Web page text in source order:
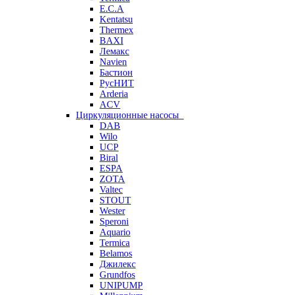
E.C.A
Kentatsu
Thermex
BAXI
Лемакс
Navien
Бастион
РусНИТ
Arderia
ACV
Циркуляционные насосы
DAB
Wilo
UCP
Biral
ESPA
ZOTA
Valtec
STOUT
Wester
Speroni
Aquario
Termica
Belamos
Джилекс
Grundfos
UNIPUMP